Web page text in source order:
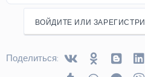
ВОЙДИТЕ ИЛИ
Поделиться: Vkontakte